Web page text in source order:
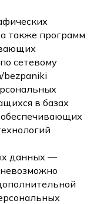
также программ
сетевому
bezpaniki
в базах
данных —